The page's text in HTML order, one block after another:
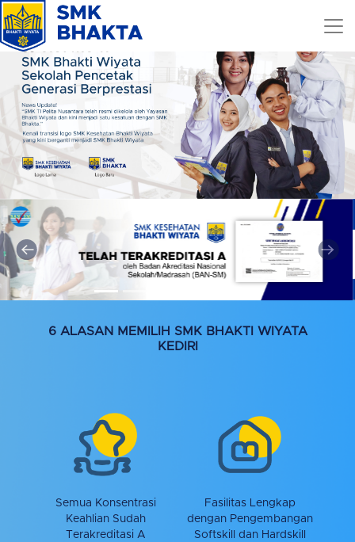
6 ALASAN MEMILIH SMK BHAKTI WIYATA
KEDIRI
Semua Konsentrasi
Keahlian Sudah
Terakreditasi A
Fasilitas Lengkap
dengan Pengembangan
Softskill dan Hardskill